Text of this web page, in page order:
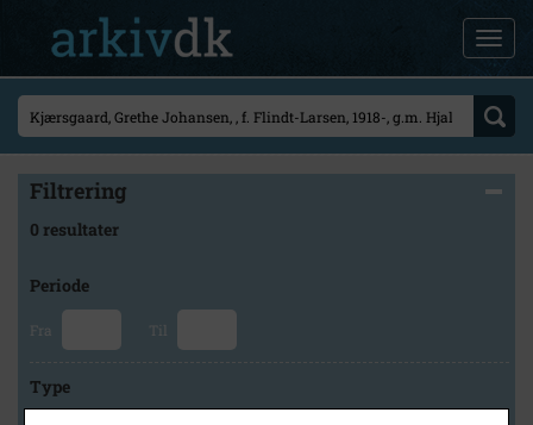
Filtrering
0 resultater
Periode
Fra Til
Type